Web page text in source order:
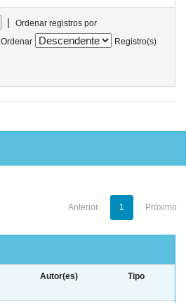
|
Ordenar registros por
Ordenar
Registro(s)
Anterior 1 Próximo
Autor(es) Tipo